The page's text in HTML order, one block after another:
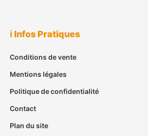
ℹ️ Infos Pratiques
Conditions de vente
Mentions légales
Politique de confidentialité
Contact
Plan du site